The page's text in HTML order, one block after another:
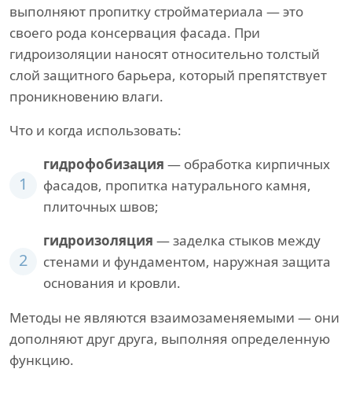
выполняют пропитку стройматериала — это
своего рода консервация фасада. При
гидроизоляции наносят относительно толстый
слой защитного барьера, который препятствует
проникновению влаги.
Что и когда использовать:
1
гидрофобизация — обработка кирпичных
фасадов, пропитка натурального камня,
плиточных швов;
2
гидроизоляция — заделка стыков между
стенами и фундаментом, наружная защита
основания и кровли.
Методы не являются взаимозаменяемыми — они
дополняют друг друга, выполняя определенную
функцию.